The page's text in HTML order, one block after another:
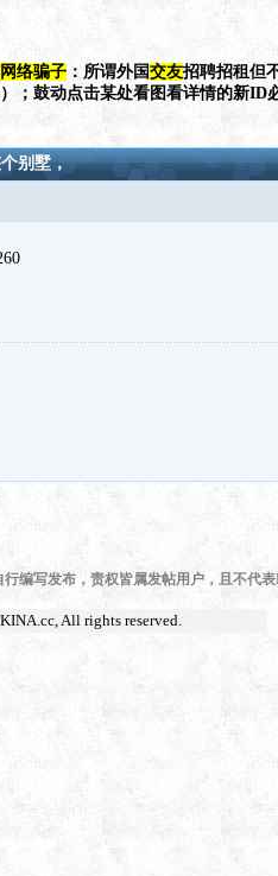
络骗子 ：所谓外国交友招聘招租但
；鼓动点击某处看图看详情的新ID
别墅，
编写发布，责权皆属发帖用户，且不代
KINA.cc, All rights reserved.